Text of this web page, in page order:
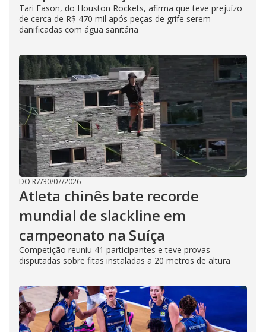
Tari Eason, do Houston Rockets, afirma que teve prejuízo
de cerca de R$ 470 mil após peças de grife serem
danificadas com água sanitária
DO R7/30/07/2026
Atleta chinês bate recorde
mundial de slackline em
campeonato na Suíça
Competição reuniu 41 participantes e teve provas
disputadas sobre fitas instaladas a 20 metros de altura